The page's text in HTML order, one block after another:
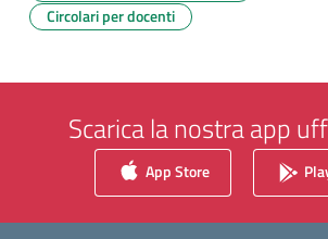
Circolari per docenti
Scarica la nostra app
App Store